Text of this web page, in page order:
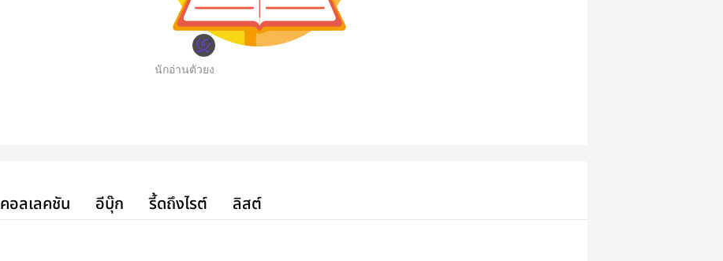
นักอ่านตัวยง
คอลเลคชัน อีบุ๊ก รี้ดถึงไรต์ ลิสต์